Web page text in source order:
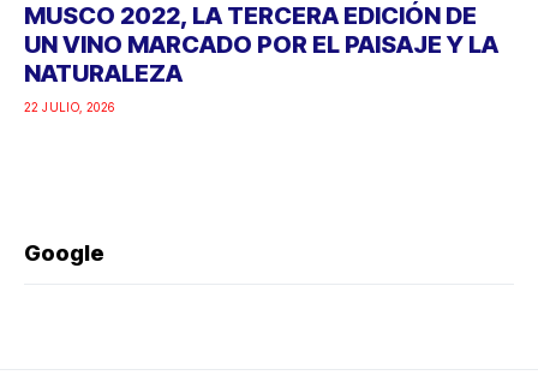
MUSCO 2022, LA TERCERA EDICIÓN DE
UN VINO MARCADO POR EL PAISAJE Y LA
NATURALEZA
22 JULIO, 2026
Google